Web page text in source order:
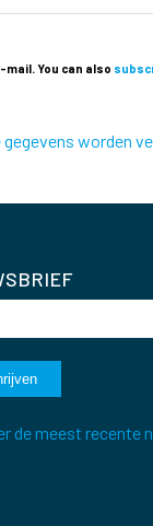
You can also
worden
de meest recente